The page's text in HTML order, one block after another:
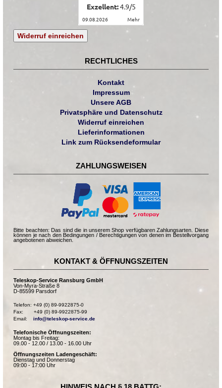
Exzellent:4.9/5
09.08.2026 mehr
Widerruf einreichen
RECHTLICHES
Kontakt
Impressum
Unsere AGB
Privatsphäre und Datenschutz
Widerruf einreichen
Lieferinformationen
Link zum Rücksendeformular
ZAHLUNGSWEISEN
Bitte beachten: Das sind die in unserem Shop verfügbaren Zahlungsarten. Diese
können je nach den Bedingungen / Berechtigungen von denen im Bestellvorgang
angebotenen abweichen.
KONTAKT & ÖFFNUNGSZEITEN
Teleskop-Service Ransburg GmbH
Von-Myra-Straße 8
D-85599 Parsdorf
Telefon: +49 (0) 89-9922875-0
Fax:       +49 (0) 89-9922875-99
Email: info@teleskop-service.de
Telefonische Öffnungszeiten:
Montag bis Freitag:
09.00 - 12.00 / 13.00 - 16.00 Uhr
Öffnungszeiten Ladengeschäft:
Dienstag und Donnerstag
09:00 - 17:00 Uhr